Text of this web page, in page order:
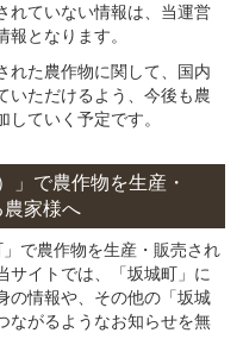
れていない情報は、当運営
となります。
れた農作物に関して、国内
いただけるよう、今後も農
ていく予定です。
」 で農作物を生産・
農家様へ
で農作物を生産・販売され
サイトでは、「坂城町」に
の情報や、その他の「坂城
ながるようなお知らせを無